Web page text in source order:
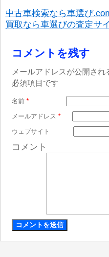
中古車検索なら車選び
買取なら車選びの査定サ
コメントを残す
メールアドレスが公開さ
必須項目です
名前 *
メールアドレス *
ウェブサイト
コメント